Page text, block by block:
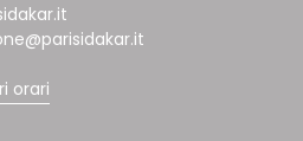
orari